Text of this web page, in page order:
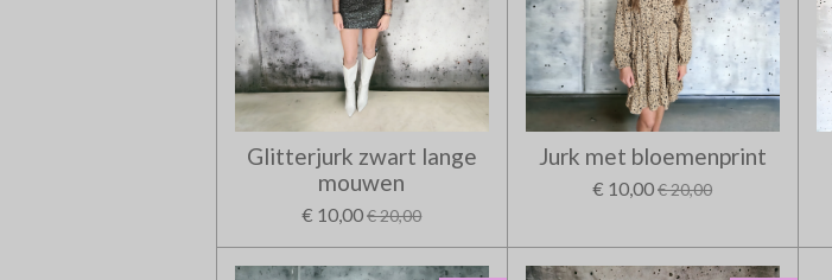
Glitterjurk zwart lange
mouwen
€ 10,00€ 20,00
Jurk met bloemenprint
€ 10,00€ 20,00